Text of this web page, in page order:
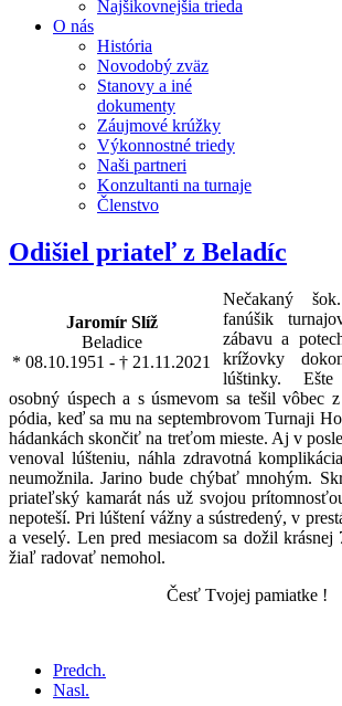
Najšikovnejšia trieda
O nás
História
Novodobý zväz
Stanovy a iné
dokumenty
Záujmové krúžky
Výkonnostné triedy
Naši partneri
Konzultanti na turnaje
Členstvo
Odišiel priateľ z Beladíc
Jaromír Slíž
Beladice
* 08.10.1951 - † 21.11.2021
Nečakaný
fanúšik
zábavu a
krížovky
lúštinky.
osobný úspech a s úsmevom sa tešil vôbec
pódia, keď sa mu na septembrovom Turnaji
hádankách skončiť na treťom mieste. Aj v
venoval lúšteniu, náhla zdravotná
neumožnila. Jarino bude chýbať mnohým.
priateľský kamarát nás už svojou
nepoteší. Pri lúštení vážny a sústredený, v
a veselý. Len pred mesiacom sa dožil
žiaľ radovať nemohol.
Česť Tvojej pamiatke !
Predch.
Nasl.